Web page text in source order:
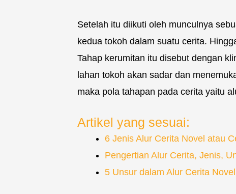
Setelah itu diikuti oleh munculnya
kedua tokoh dalam suatu cerita.
Tahap kerumitan itu disebut dengan
lahan tokoh akan sadar dan
maka pola tahapan pada cerita yaitu
Artikel yang sesuai:
6 Jenis Alur Cerita Novel atau
Pengertian Alur Cerita, Jenis,
5 Unsur dalam Alur Cerita